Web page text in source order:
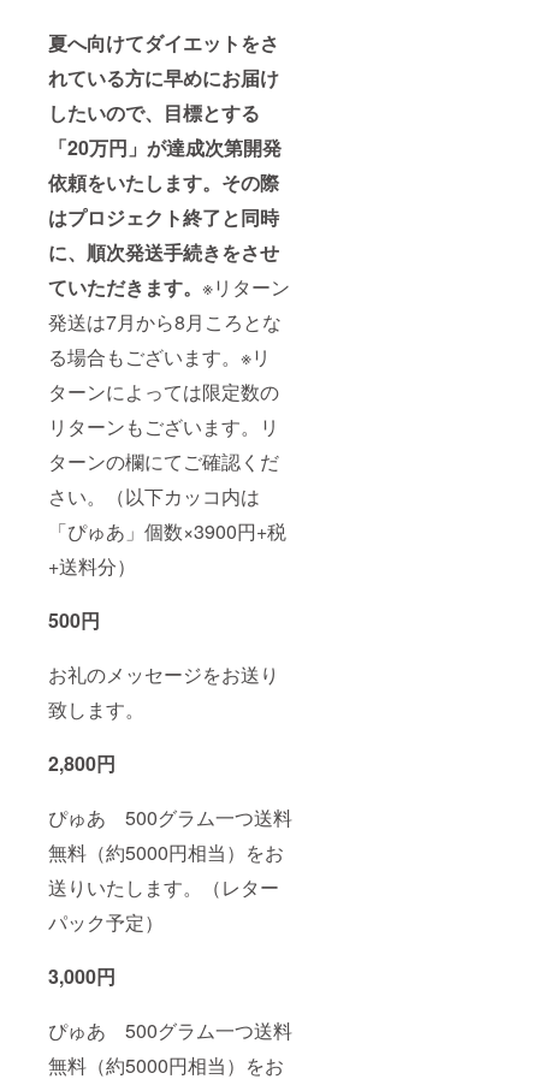
夏へ向けてダイエットをさ
れている方に早めにお届け
したいので、目標とする
「20万円」が達成次第開発
依頼をいたします。その際
はプロジェクト終了と同時
に、順次発送手続きをさせ
ていただきます。 ※リターン
発送は7月から8月ころとな
る場合もございます。※リ
ターンによっては限定数の
リターンもございます。リ
ターンの欄にてご確認くだ
さい。（以下カッコ内は
「ぴゅあ」個数×3900円+税
+送料分）
500円
お礼のメッセージをお送り
致します。
2,800円
ぴゅあ 500グラム一つ送料
無料（約5000円相当）をお
送りいたします。（レター
パック予定）
3,000円
ぴゅあ 500グラム一つ送料
無料（約5000円相当）をお